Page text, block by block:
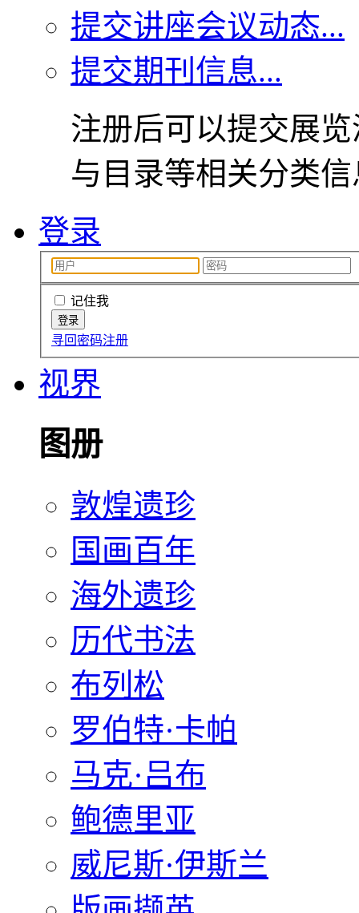
提交讲座会议动态...
提交期刊信息...
注册后可以提交展
与目录等相关分类
登录
记住我
寻回密码注册
视界
图册
敦煌遗珍
国画百年
海外遗珍
历代书法
布列松
罗伯特·卡帕
马克·吕布
鲍德里亚
威尼斯·伊斯兰